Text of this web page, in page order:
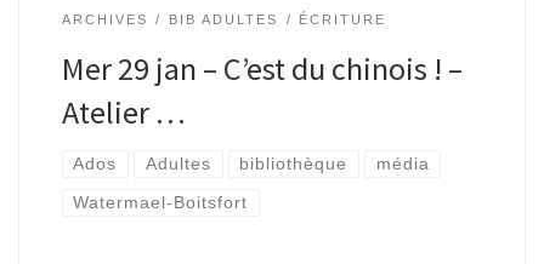
ARCHIVES BIB ADULTES ÉCRITURE
Mer 29 jan – C’est du chinois ! –
Atelier …
Ados Adultes bibliothèque média
Watermael-Boitsfort